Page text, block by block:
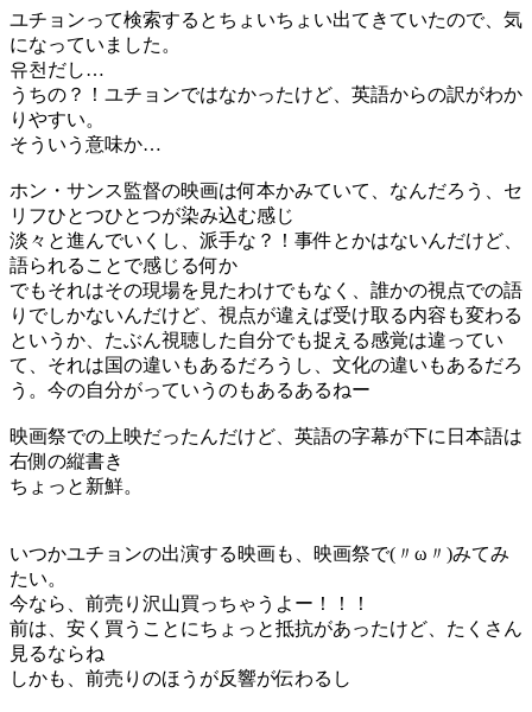
ユチョンって検索するとちょいちょい出てきていたので、気
になっていました。
유천だし…
うちの？！ユチョンではなかったけど、英語からの訳がわか
りやすい。
そういう意味か…
ホン・サンス監督の映画は何本かみていて、なんだろう、セ
リフひとつひとつが染み込む感じ
淡々と進んでいくし、派手な？！事件とかはないんだけど、
語られることで感じる何か
でもそれはその現場を見たわけでもなく、誰かの視点での語
りでしかないんだけど、視点が違えば受け取る内容も変わる
というか、たぶん視聴した自分でも捉える感覚は違ってい
て、それは国の違いもあるだろうし、文化の違いもあるだろ
う。今の自分がっていうのもあるあるねー
映画祭での上映だったんだけど、英語の字幕が下に日本語は
右側の縦書き
ちょっと新鮮。
いつかユチョンの出演する映画も、映画祭で(〃ω〃)みてみ
たい。
今なら、前売り沢山買っちゃうよー！！！
前は、安く買うことにちょっと抵抗があったけど、たくさん
見るならね
しかも、前売りのほうが反響が伝わるし